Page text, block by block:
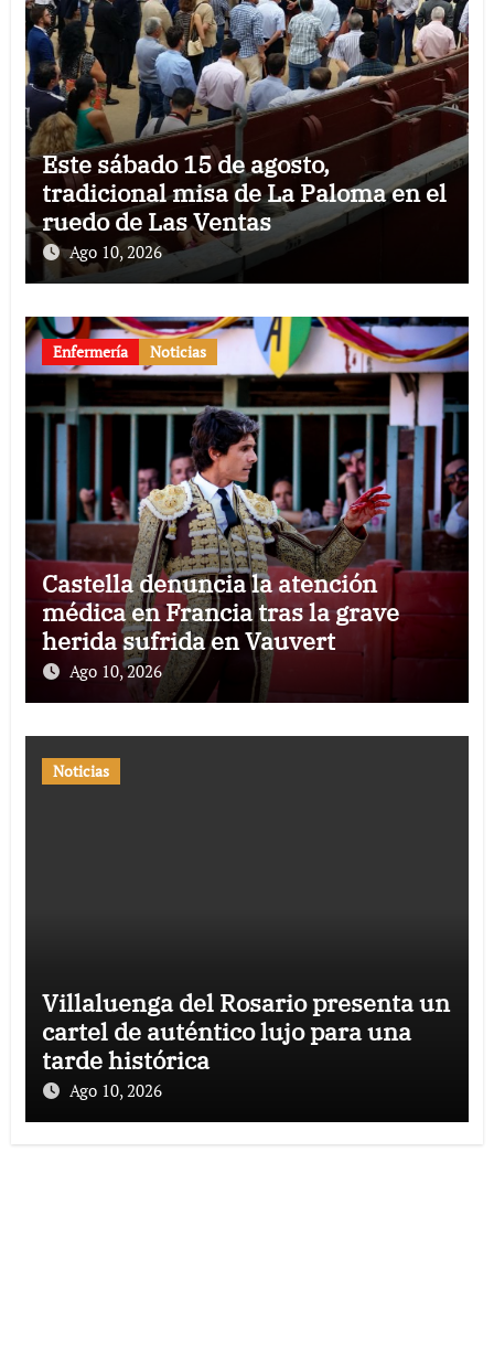
Este sábado 15 de agosto,
tradicional misa de La Paloma en el
ruedo de Las Ventas
Ago 10, 2026
Enfermería Noticias
Castella denuncia la atención
médica en Francia tras la grave
herida sufrida en Vauvert
Ago 10, 2026
Noticias
Villaluenga del Rosario presenta un
cartel de auténtico lujo para una
tarde histórica
Ago 10, 2026